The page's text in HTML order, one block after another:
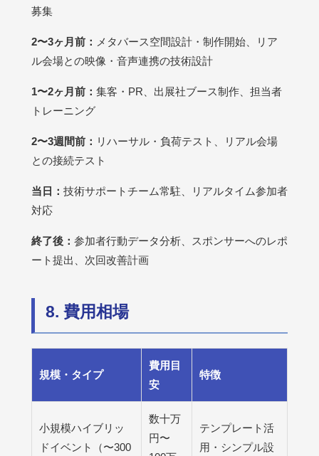
募集
2〜3ヶ月前： メタバース空間設計・制作開始、リア
ル会場との映像・音声連携の技術設計
1〜2ヶ月前： 集客・PR、出展社ブース制作、担当者
トレーニング
2〜3週間前： リハーサル・負荷テスト、リアル会場
との接続テスト
当日： 技術サポートチーム常駐、リアルタイム参加者
対応
終了後： 参加者行動データ分析、スポンサーへのレポ
ート提出、次回改善計画
8. 費用相場
規模・タイプ
費用目
安
特徴
小規模ハイブリッ
ドイベント（〜300
数十万
円〜
テンプレート活
用・シンプル設